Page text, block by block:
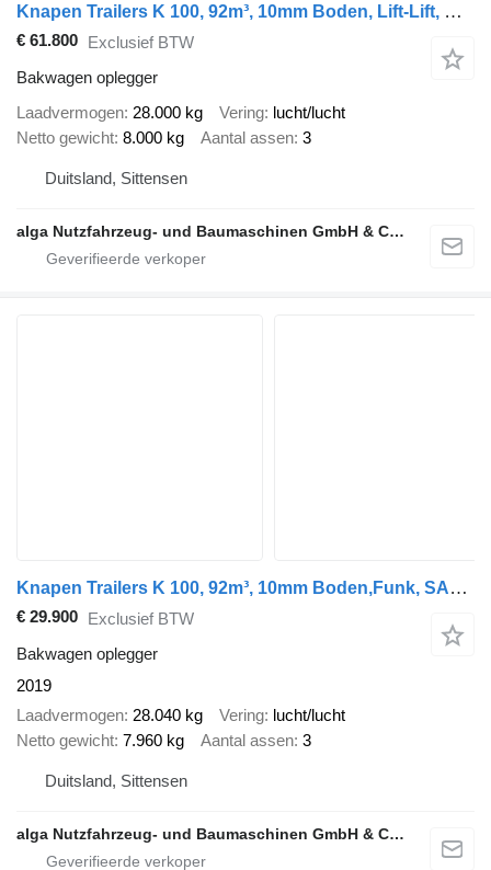
Knapen Trailers K 100, 92m³, 10mm Boden, Lift-Lift, BPW
€ 61.800 Exclusief BTW
Bakwagen oplegger
Laadvermogen 28.000 kg Vering lucht/lucht
Netto gewicht 8.000 kg Aantal assen 3
Duitsland, Sittensen
alga Nutzfahrzeug- und Baumaschinen GmbH & Co. KG
Knapen Trailers K 100, 92m³, 10mm Boden,Funk, SAF, Luft-Lift
€ 29.900 Exclusief BTW
Bakwagen oplegger
2019
Laadvermogen 28.040 kg Vering lucht/lucht
Netto gewicht 7.960 kg Aantal assen 3
Duitsland, Sittensen
alga Nutzfahrzeug- und Baumaschinen GmbH & Co. KG